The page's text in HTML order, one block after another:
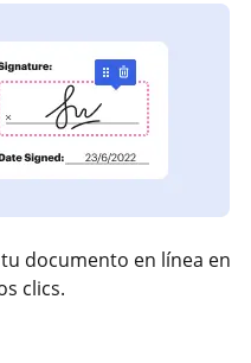
documento en línea en
clics.